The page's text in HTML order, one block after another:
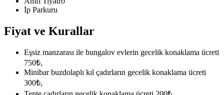
İp Parkuru
Fiyat ve Kurallar
Eşsiz manzarası ile bungalov evlerin gecelik konaklama ücreti
750₺,
Minibar buzdolaplı kıl çadırların gecelik konaklama ücreti
300₺,